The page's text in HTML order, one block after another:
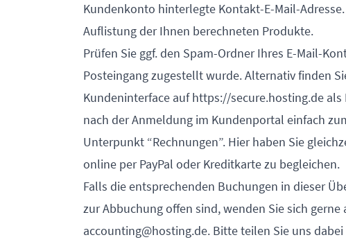
Kundenkonto hinterlegte Kontakt-E-Mail-
Auflistung der Ihnen berechneten Produkte.
Prüfen Sie ggf. den Spam-Ordner Ihres E-Mail-
Posteingang zugestellt wurde. Alternativ finden
Kundeninterface aufhttps://secure.hosting.de als
nach der Anmeldung im Kundenportal einfach
Unterpunkt “Rechnungen”. Hier haben Sie
online per PayPal oder Kreditkarte zu begleichen.
Falls die entsprechenden Buchungen in dieser
zur Abbuchung offen sind, wenden Sie sich
accounting@hosting.de. Bitte teilen Sie uns